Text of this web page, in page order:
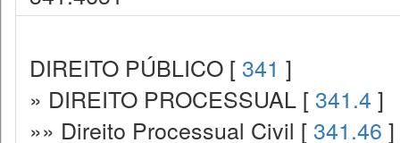
DIREITO PÚBLICO [ 341 ]
» DIREITO PROCESSUAL [ 341.4 ]
»» Direito Processual Civil [ 341.46 ]